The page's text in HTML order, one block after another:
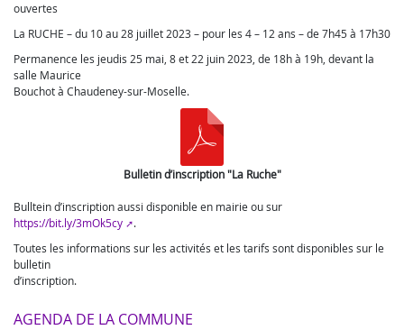
ouvertes
La RUCHE – du 10 au 28 juillet 2023 – pour les 4 – 12 ans – de 7h45 à 17h30
Permanence les jeudis 25 mai, 8 et 22 juin 2023, de 18h à 19h, devant la
salle Maurice
Bouchot à Chaudeney-sur-Moselle.
Bulletin d’inscription "La Ruche"
Bulltein d’inscription aussi disponible en mairie ou sur
https://bit.ly/3mOk5cy
.
Toutes les informations sur les activités et les tarifs sont disponibles sur le
bulletin
d’inscription.
AGENDA DE LA COMMUNE